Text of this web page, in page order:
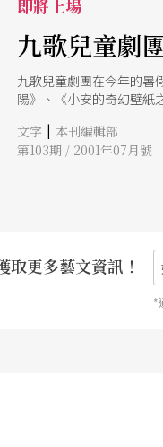
即將上場
九歌兒童劇
九歌兒童劇團在今年的暑
陽》、《小安的奇幻壁紙
文字 | 本刊編輯部
第103期 / 2001年07月號
更多藝文資訊！
*